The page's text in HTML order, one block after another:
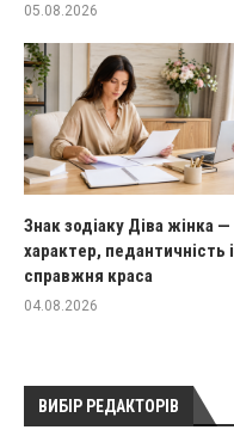
05.08.2026
Знак зодіаку Діва жінка —
характер, педантичність і
справжня краса
04.08.2026
ВИБІР РЕДАКТОРІВ